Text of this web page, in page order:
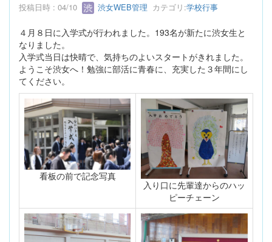
投稿日時 : 04/10 渋女WEB管理 カテゴリ:学校行事
４月８日に入学式が行われました。193名が新たに渋女生と
なりました。
入学式当日は快晴で、気持ちのよいスタートがきれました。
ようこそ渋女へ！勉強に部活に青春に、充実した３年間にし
てください。
看板の前で記念写真
入り口に先輩達からのハッ
ピーチェーン